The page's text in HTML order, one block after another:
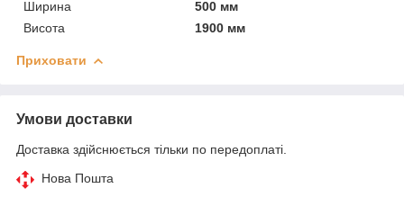
Ширина
500 мм
Висота
1900 мм
Приховати
Умови доставки
Доставка здійснюється тільки по передоплаті.
Нова Пошта